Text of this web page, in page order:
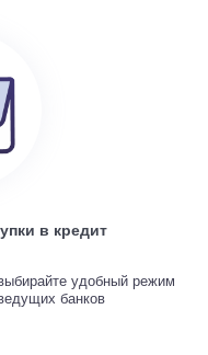
в кредит
удобный режим
банков